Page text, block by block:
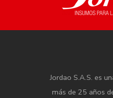
Jordao S.A.S. es
más de 25 años